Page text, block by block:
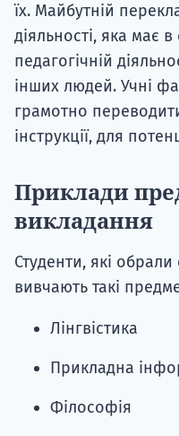
їх. Майбутній
діяльності, яка має
педагогічній
інших людей. Учні
грамотно
інструкції, для
Приклади
викладання
Студенти, які
вивчають такі
Лінгвістика
Прикладна
Філософія